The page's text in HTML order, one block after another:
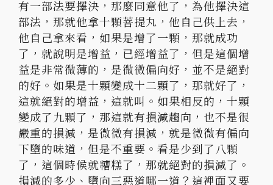
有一部法要擇決，那麼同意他了，為他擇決這
部法， 那就他拿十顆菩提丸，他自己供上去，
他自己拿來看， 如果是增了一顆，那就成功
了，就說明是增益，已經增益了， 但是這個增
益是非常微薄的，是微微偏向好，並不是絕對
的好。 如果是十顆變成十二顆了，那就好了，
這就絕對的增益，這就叫。 如果相反的，十顆
變成了九顆了，那這就有損減趨向， 也不是很
嚴重的損減，是微微有損減，就是微微有偏向
下墮的味道， 但是不重要。看是少到了八顆
了，這個時候就糟糕了， 那就絕對的損減了。
損減的多少、墮向三惡道哪一道？ 這裡面又要